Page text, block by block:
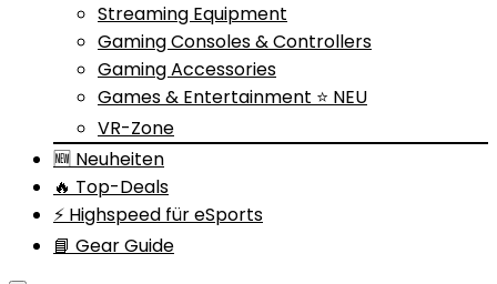
Streaming Equipment
Gaming Consoles & Controllers
Gaming Accessories
Games & Entertainment ⭐ NEU
VR-Zone
🆕 Neuheiten
🔥 Top-Deals
⚡ Highspeed für eSports
📘 Gear Guide